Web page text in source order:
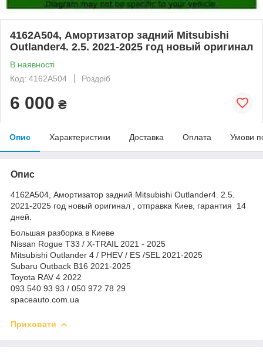
4162A504, Амортизатор задний Мitsubishi
Оutlander4. 2.5. 2021-2025 год новый оригинал
В наявності
Код: 4162A504
Роздріб
6 000 ₴
Опис Характеристики Доставка Оплата Умови
Опис
4162A504, Амортизатор задний Мitsubishi Оutlander4. 2.5.
2021-2025 год новый оригинал , отправка Киев, гарантия 14
дней.
Большая разборка в Киеве
Nissan Rogue T33 / X-TRAIL 2021 - 2025
Mitsubishi Outlander 4 / PHEV / ES /SEL 2021-2025
Subaru Outback B16 2021-2025
Toyota RAV 4 2022
093 540 93 93 / 050 972 78 29
spaceauto.com.ua
Приховати